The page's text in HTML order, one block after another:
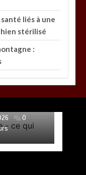
liés à une
stérilisé
:
sépare le bon
0